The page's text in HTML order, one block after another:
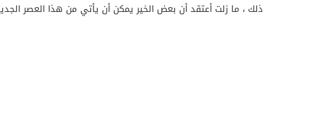
ذلك ، ما زلت أعتقد أن بعض الخير يمكن أن يأتي من هذا العصر